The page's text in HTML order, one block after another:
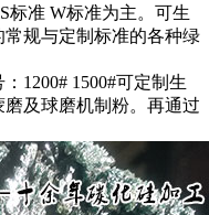
标准 W标准为主。可生
常规与定制标准的各种绿
1200# 1500#可定制生
及球磨机制粉。再通过